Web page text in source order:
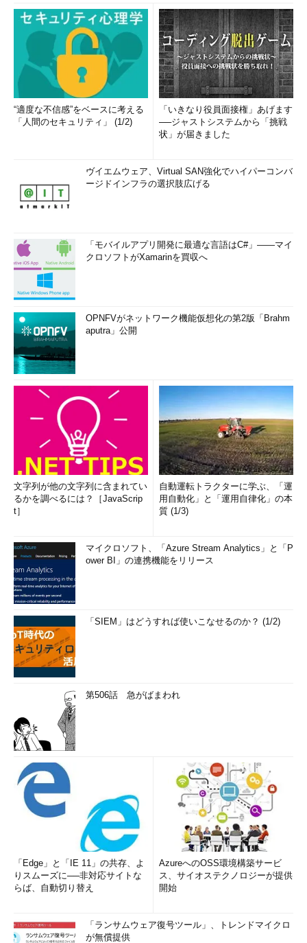
“適度な不信感”をベースに考える
「人間のセキュリティ」 (1/2)
「いきなり役員面接権」あげます
──ジャストシステムから「挑戦
状」が届きました
ヴイエムウェア、Virtual SAN強化でハイパーコンバ
ージドインフラの選択肢広げる
「モバイルアプリ開発に最適な言語はC#」――マイ
クロソフトがXamarinを買収へ
OPNFVがネットワーク機能仮想化の第2版「Brahm
aputra」公開
文字列が他の文字列に含まれてい
るかを調べるには？［JavaScrip
t］
自動運転トラクターに学ぶ、「運
用自動化」と「運用自律化」の本
質 (1/3)
マイクロソフト、「Azure Stream Analytics」と「P
ower BI」の連携機能をリリース
「SIEM」はどうすれば使いこなせるのか？ (1/2)
第506話 急がばまわれ
「Edge」と「IE 11」の共存、よ
りスムーズに──非対応サイトな
らば、自動切り替え
AzureへのOSS環境構築サービ
ス、サイオステクノロジーが提供
開始
「ランサムウェア復号ツール」、トレンドマイクロ
が無償提供